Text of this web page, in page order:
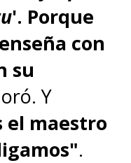
'. Porque
con
su
Y
el maestro
.